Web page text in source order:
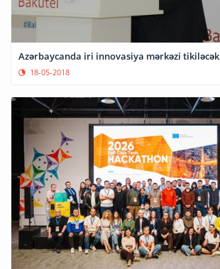
Azərbaycanda iri innovasiya mərkəzi tikiləcək
18-05-2018